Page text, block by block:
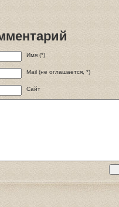
Имя (*)
Mail (не оглашается, *)
Сайт